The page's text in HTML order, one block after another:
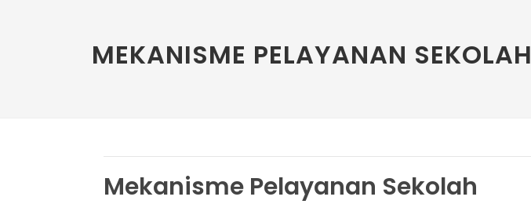
MEKANISME PELAYANAN SEKOLAH
Mekanisme Pelayanan Sekolah